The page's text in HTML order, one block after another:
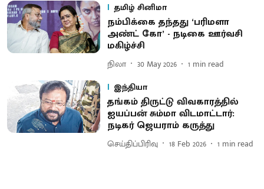
தமிழ் சினிமா
நம்​பிக்கை தந்​தது ‘பரிமளா
அண்ட் கோ’ - நடிகை ஊர்வசி
மகிழ்ச்சி
நிலா 30 May 2026 1 min read
இந்தியா
தங்கம் திருட்டு விவகாரத்தில்
ஐயப்பன் சும்மா விடமாட்டார்:
நடிகர் ஜெயராம் கருத்து
செய்திப்பிரிவு 18 Feb 2026 1 min read